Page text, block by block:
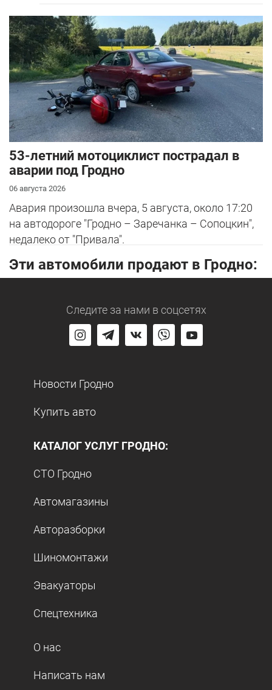
53-летний мотоциклист пострадал в
аварии под Гродно
06 августа 2026
Авария произошла вчера, 5 августа, около 17:20
на автодороге "Гродно – Заречанка – Сопоцкин",
недалеко от "Привала".
Эти автомобили продают в Гродно:
Следите за нами в соцсетях
Новости Гродно
Купить авто
КАТАЛОГ УСЛУГ ГРОДНО:
СТО Гродно
Автомагазины
Авторазборки
Шиномонтажи
Эвакуаторы
Спецтехника
О нас
Написать нам